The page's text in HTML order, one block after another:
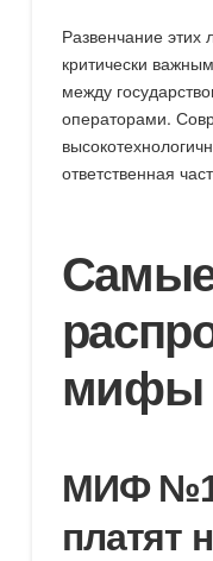
Развенчание этих
критически
между
операторами.
ответственная
мифы
МИФ
платят